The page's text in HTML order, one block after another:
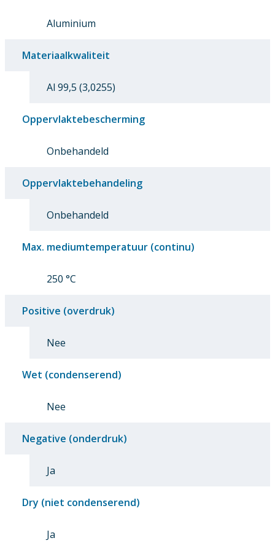
Aluminium
Materiaalkwaliteit
Al 99,5 (3,0255)
Oppervlaktebescherming
Onbehandeld
Oppervlaktebehandeling
Onbehandeld
Max. mediumtemperatuur (continu)
250 °C
Positive (overdruk)
Nee
Wet (condenserend)
Nee
Negative (onderdruk)
Ja
Dry (niet condenserend)
Ja